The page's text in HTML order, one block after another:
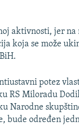
aktivnosti, jer
koja se može
potez
RS Miloradu
Narodne
bude određen